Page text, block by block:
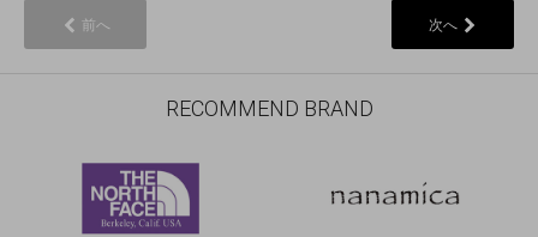
前へ 次へ
RECOMMEND BRAND